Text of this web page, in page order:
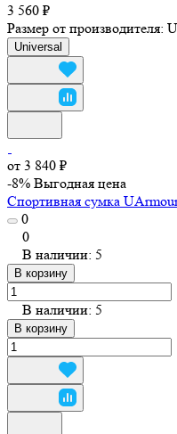
3 560 ₽
Размер от производителя:
Universal
от 3 840 ₽
-8% Выгодная цена
Спортивная сумка
0
0
В наличии: 5
В корзину
В наличии: 5
В корзину